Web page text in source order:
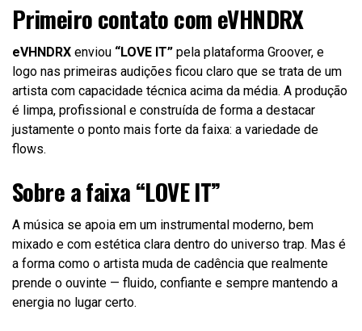
Primeiro contato com eVHNDRX
eVHNDRX enviou “LOVE IT” pela plataforma Groover, e
logo nas primeiras audições ficou claro que se trata de um
artista com capacidade técnica acima da média. A produção
é limpa, profissional e construída de forma a destacar
justamente o ponto mais forte da faixa: a variedade de
flows.
Sobre a faixa “LOVE IT”
A música se apoia em um instrumental moderno, bem
mixado e com estética clara dentro do universo trap. Mas é
a forma como o artista muda de cadência que realmente
prende o ouvinte — fluido, confiante e sempre mantendo a
energia no lugar certo.